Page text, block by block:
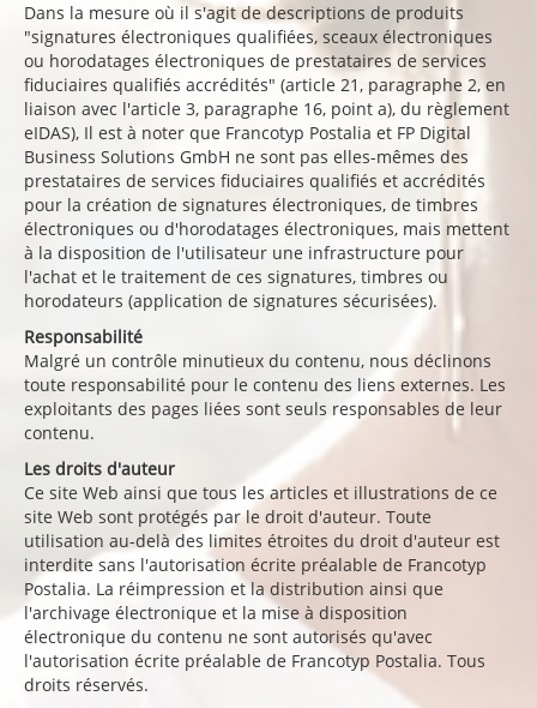
Dans la mesure où il s'agit de descriptions de produits
"signatures électroniques qualifiées, sceaux électroniques
ou horodatages électroniques de prestataires de services
fiduciaires qualifiés accrédités" (article 21, paragraphe 2, en
liaison avec l'article 3, paragraphe 16, point a), du règlement
eIDAS), Il est à noter que Francotyp Postalia et FP Digital
Business Solutions GmbH ne sont pas elles-mêmes des
prestataires de services fiduciaires qualifiés et accrédités
pour la création de signatures électroniques, de timbres
électroniques ou d'horodatages électroniques, mais mettent
à la disposition de l'utilisateur une infrastructure pour
l'achat et le traitement de ces signatures, timbres ou
horodateurs (application de signatures sécurisées).
Responsabilité
Malgré un contrôle minutieux du contenu, nous déclinons
toute responsabilité pour le contenu des liens externes. Les
exploitants des pages liées sont seuls responsables de leur
contenu.
Les droits d'auteur
Ce site Web ainsi que tous les articles et illustrations de ce
site Web sont protégés par le droit d'auteur. Toute
utilisation au-delà des limites étroites du droit d'auteur est
interdite sans l'autorisation écrite préalable de Francotyp
Postalia. La réimpression et la distribution ainsi que
l'archivage électronique et la mise à disposition
électronique du contenu ne sont autorisés qu'avec
l'autorisation écrite préalable de Francotyp Postalia. Tous
droits réservés.